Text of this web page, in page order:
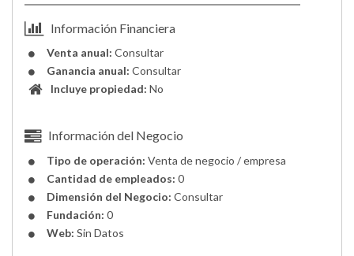
Información Financiera
Venta anual: Consultar
Ganancia anual: Consultar
Incluye propiedad: No
Información del Negocio
Tipo de operación: Venta de negocio / empresa
Cantidad de empleados: 0
Dimensión del Negocio: Consultar
Fundación: 0
Web: Sin Datos